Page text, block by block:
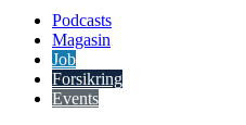
Podcasts
Magasin
Job
Forsikring
Events